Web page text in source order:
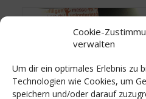
Cookie-
verwalten
Um dir ein optimales Erlebnis zu
Technologien wie Cookies, um
speichern und/oder darauf